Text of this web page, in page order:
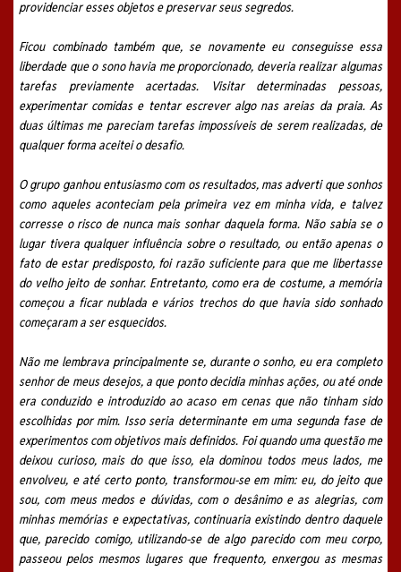
providenciar esses objetos e preservar seus segredos.
Ficou combinado também que, se novamente eu conseguisse essa
liberdade que o sono havia me proporcionado, deveria realizar algumas
tarefas previamente acertadas. Visitar determinadas pessoas,
experimentar comidas e tentar escrever algo nas areias da praia. As
duas últimas me pareciam tarefas impossíveis de serem realizadas, de
qualquer forma aceitei o desafio.
O grupo ganhou entusiasmo com os resultados, mas adverti que sonhos
como aqueles aconteciam pela primeira vez em minha vida, e talvez
corresse o risco de nunca mais sonhar daquela forma. Não sabia se o
lugar tivera qualquer influência sobre o resultado, ou então apenas o
fato de estar predisposto, foi razão suficiente para que me libertasse
do velho jeito de sonhar. Entretanto, como era de costume, a memória
começou a ficar nublada e vários trechos do que havia sido sonhado
começaram a ser esquecidos.
Não me lembrava principalmente se, durante o sonho, eu era completo
senhor de meus desejos, a que ponto decidia minhas ações, ou até onde
era conduzido e introduzido ao acaso em cenas que não tinham sido
escolhidas por mim. Isso seria determinante em uma segunda fase de
experimentos com objetivos mais definidos. Foi quando uma questão me
deixou curioso, mais do que isso, ela dominou todos meus lados, me
envolveu, e até certo ponto, transformou-se em mim: eu, do jeito que
sou, com meus medos e dúvidas, com o desânimo e as alegrias, com
minhas memórias e expectativas, continuaria existindo dentro daquele
que, parecido comigo, utilizando-se de algo parecido com meu corpo,
passeou pelos mesmos lugares que frequento, enxergou as mesmas